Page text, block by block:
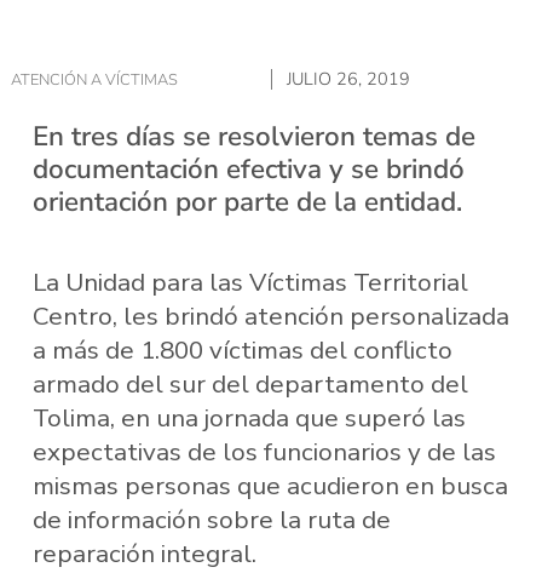
ATENCIÓN A VÍCTIMAS JULIO 26, 2019
En tres días se resolvieron temas de
documentación efectiva y se brindó
orientación por parte de la entidad.
La Unidad para las Víctimas Territorial
Centro, les brindó atención personalizada
a más de 1.800 víctimas del conflicto
armado del sur del departamento del
Tolima, en una jornada que superó las
expectativas de los funcionarios y de las
mismas personas que acudieron en busca
de información sobre la ruta de
reparación integral.